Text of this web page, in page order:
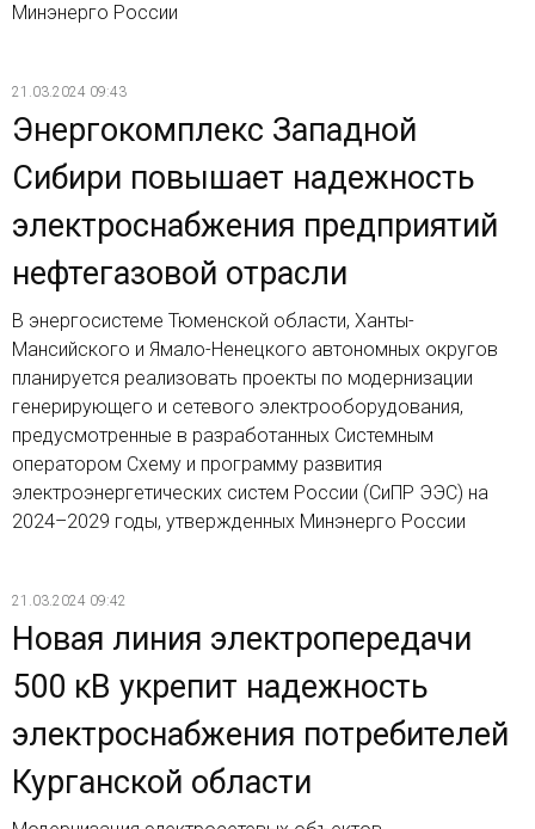
Минэнерго России
21.03.2024 09:43
Энергокомплекс Западной
Сибири повышает надежность
электроснабжения предприятий
нефтегазовой отрасли
В энергосистеме Тюменской области, Ханты-
Мансийского и Ямало-Ненецкого автономных округов
планируется реализовать проекты по модернизации
генерирующего и сетевого электрооборудования,
предусмотренные в разработанных Системным
оператором Схему и программу развития
электроэнергетических систем России (СиПР ЭЭС) на
2024–2029 годы, утвержденных Минэнерго России
21.03.2024 09:42
Новая линия электропередачи
500 кВ укрепит надежность
электроснабжения потребителей
Курганской области